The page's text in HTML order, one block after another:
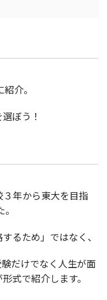
介。
ぼう！
年から東大を目指
るため」ではなく、
だけでなく人生が面
式で紹介します。